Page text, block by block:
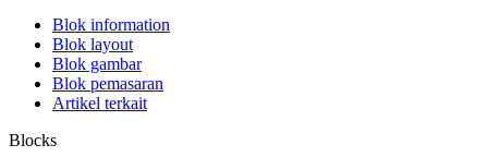
Blok information
Blok layout
Blok gambar
Blok pemasaran
Artikel terkait
Blocks